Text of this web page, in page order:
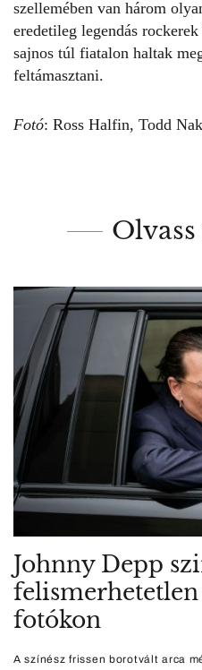
szellemében van három
eredetileg legendás
sajnos túl fiatalon haltak
feltámasztani.
Fotó: Ross Halfin, Todd
Johnny Depp
fotókon
A színész frissen borotvált arca